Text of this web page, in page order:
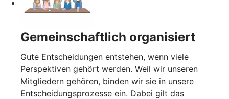
Gemeinschaftlich organisiert
Gute Entscheidungen entstehen, wenn viele
Perspektiven gehört werden. Weil wir unseren
Mitgliedern gehören, binden wir sie in unsere
Entscheidungsprozesse ein. Dabei gilt das